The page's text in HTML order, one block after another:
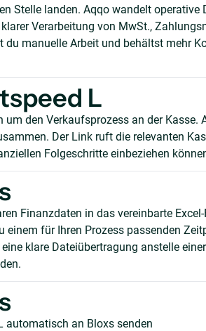
Stelle landen. Aqqo wandelt operative
Verarbeitung von MwSt.,
du manuelle Arbeit und behältst mehr
L
den Verkaufsprozess an der Kasse.
Der Link ruft die relevanten
Folgeschritte einbeziehen
Finanzdaten in das vereinbarte
einem für Ihren Prozess passenden
klare Dateiübertragung anstelle
automatisch an Bloxs senden